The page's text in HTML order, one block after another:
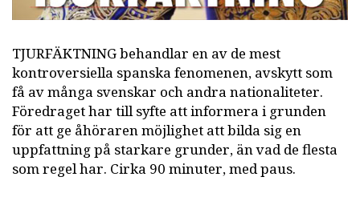
TJURFÄKTNING behandlar en av de mest
kontroversiella spanska fenomenen, avskytt som
få av många svenskar och andra nationaliteter.
Föredraget har till syfte att informera i grunden
för att ge åhöraren möjlighet att bilda sig en
uppfattning på starkare grunder, än vad de flesta
som regel har. Cirka 90 minuter, med paus.